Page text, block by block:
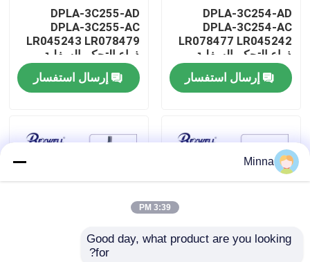
جولة في المصنع
مراقبة الجودة
أخبار
DPLA-3C254-AD
DPLA-3C254-AC
LR078477 LR045242
ذراع التحكم السفلية
الأمامية الخلفية لشركة
Range Rover Land
Rover
إرسال استفسار
DPLA-3C255-AD
DPLA-3C255-AC
LR045243 LR078479
ذراع التحكم السفلية
لشركة Range Rover
Land Roverإرسال استفسار
LR034220 LR045245
Minna
3:39 PM
Good day, what product are you looking
for?